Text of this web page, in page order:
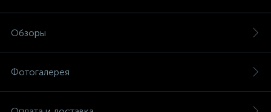
Обзоры
Фотогалерея